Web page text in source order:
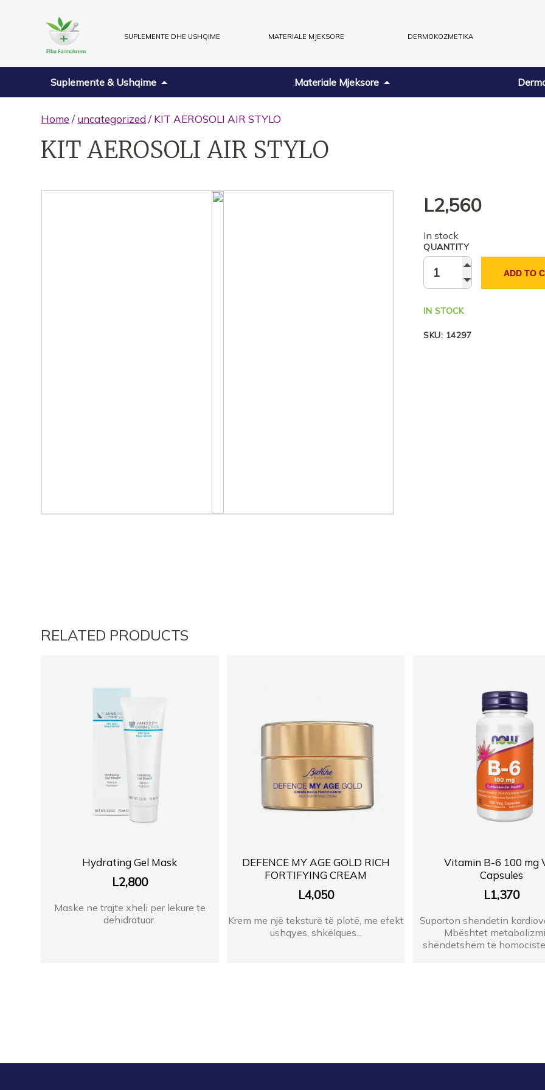
SUPLEMENTE DHE USHQIME MATERIALE MJEKSORE DERMOKOZMETIKA
Suplemente & Ushqime Materiale Mjeksore
Home / uncategorized / KIT AEROSOLI AIR STYLO
KIT AEROSOLI AIR STYLO
L2,560
In stock
QUANTITY
ADD TO
IN STOCK
SKU: 14297
RELATED PRODUCTS
Hydrating Gel Mask
L2,800
Maske ne trajte xheli per lekure te
dehidratuar.
DEFENCE MY AGE GOLD RICH
FORTIFYING CREAM
L4,050
Krem me një teksturë të plotë, me efekt
ushqyes, shkëlques...
Vitamin B-6 100 mg
Capsules
L1,370
Suporton shendetin
Mbështet
shëndetshëm të